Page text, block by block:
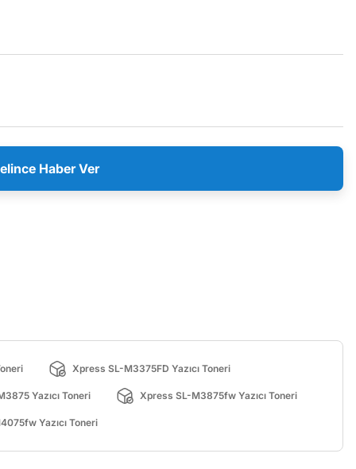
Haber Ver
Xpress SL-M3375FD Yazıcı Toneri
Yazıcı Toneri Xpress SL-M3875fw Yazıcı Toneri
Yazıcı Toneri